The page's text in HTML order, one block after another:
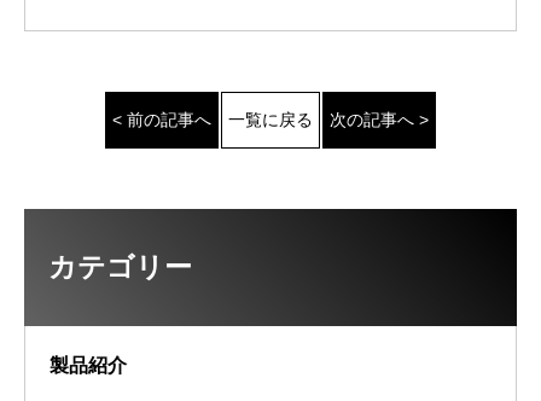
< 前の記事へ 一覧に戻る 次の記事へ >
カテゴリー
製品紹介